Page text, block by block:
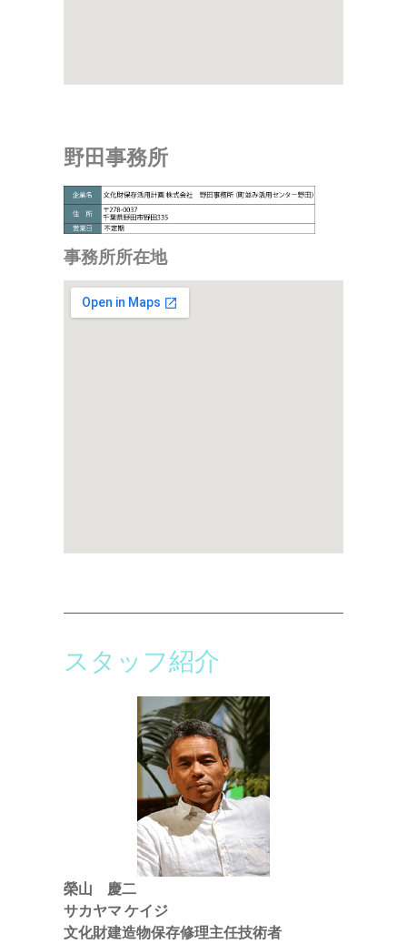
野田事務所
事務所所在地
スタッフ紹介
榮山 慶二
サカヤマ ケイジ
文化財建造物保存修理主任技術者